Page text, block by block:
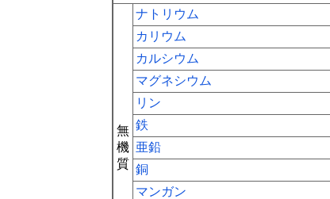
無
機
質
ナトリウム
カリウム
カルシウム
マグネシウム
リン
鉄
亜鉛
銅
マンガン